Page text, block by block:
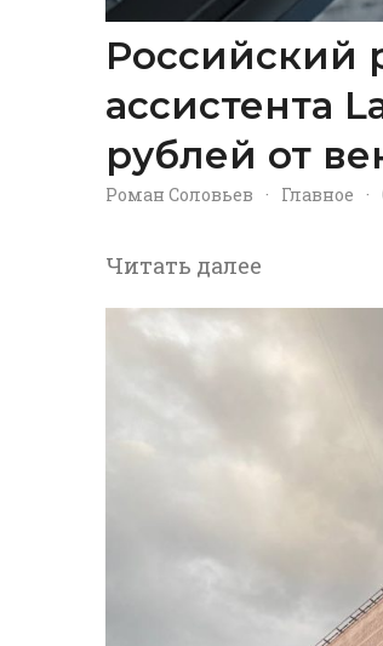
Российский
ассистента
рублей от
Роман Соловьев · Главное ·
Читать далее